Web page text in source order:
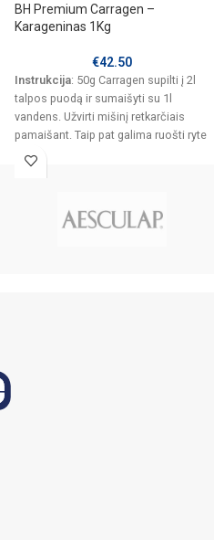
BH Premium Carragen –
Karageninas 1Kg
€42.50
Instrukcija: 50g Carragen supilti į 2l
talpos puodą ir sumaišyti su 1l
vandens. Užvirti mišinį retkarčiais
pamaišant. Taip pat galima ruošti ryte
- tiesiog į indą supilti Carragen, užpilti
karšto vandens ir leisti per dieną
dvi dalis ir sumaišoma su pašaru.
Sušeriama ryte ir vakare.